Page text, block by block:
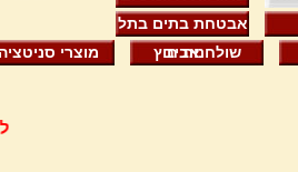
אבטחת בתים בתל
אביב
שולחנות חוץ
מוצרי סניטציה